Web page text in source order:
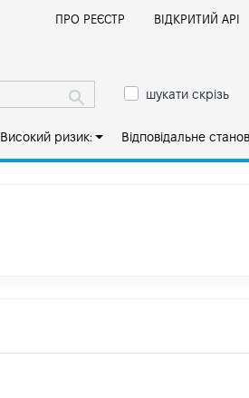
ПРО РЕЄСТР ВІДКРИТИЙ АРІ
шукати скрізь
Високий ризик: Відповідальне